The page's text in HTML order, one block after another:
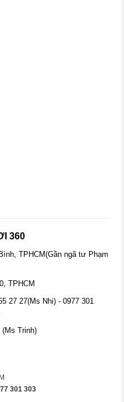
360
TPHCM(Gần ngã tư Phạm
TPHCM
27 27(Ms Nhi) - 0977 301
Trinh)
301 303